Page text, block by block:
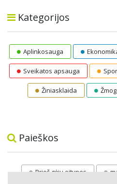
Kategorijos
Aplinkosauga
Sveikatos apsauga
Žiniasklaida
Paieškos
Prieš gėju eitynes